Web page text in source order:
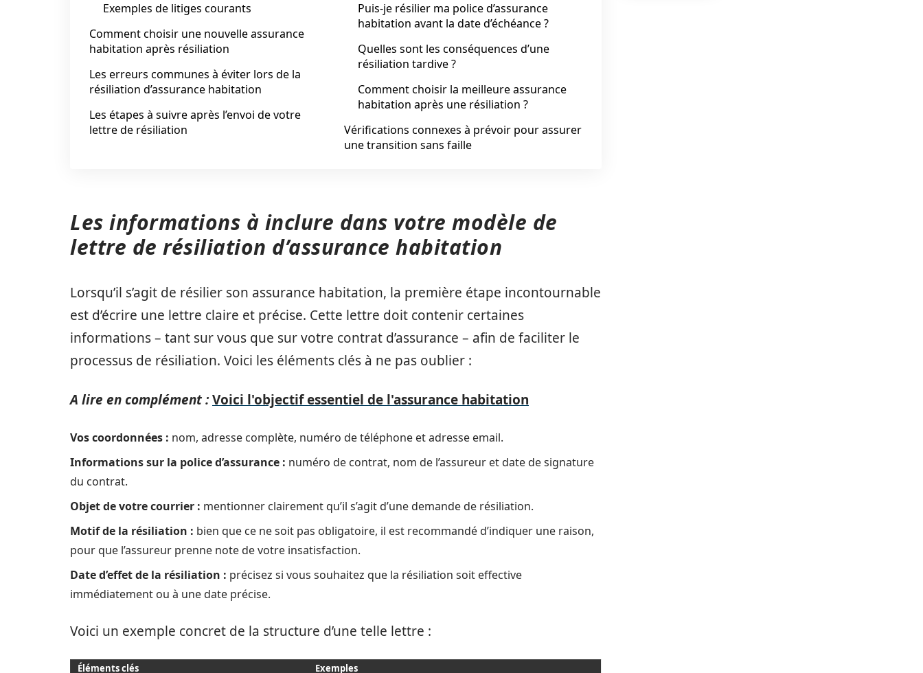
Exemples de litiges courants
Comment choisir une nouvelle assurance
habitation après résiliation
Les erreurs communes à éviter lors de la
résiliation d’assurance habitation
Les étapes à suivre après l’envoi de votre
lettre de résiliation
Puis-je résilier ma police d’assurance
habitation avant la date d’échéance ?
Quelles sont les conséquences d’une
résiliation tardive ?
Comment choisir la meilleure assurance
habitation après une résiliation ?
Vérifications connexes à prévoir pour assurer
une transition sans faille
Les informations à inclure dans votre modèle de
lettre de résiliation d’assurance habitation
Lorsqu’il s’agit de résilier son assurance habitation, la première étape incontournable
est d’écrire une lettre claire et précise. Cette lettre doit contenir certaines
informations – tant sur vous que sur votre contrat d’assurance – afin de faciliter le
processus de résiliation. Voici les éléments clés à ne pas oublier :
A lire en complément :Voici l'objectif essentiel de l'assurance habitation
Vos coordonnées : nom, adresse complète, numéro de téléphone et adresse email.
Informations sur la police d’assurance : numéro de contrat, nom de l’assureur et date de signature
du contrat.
Objet de votre courrier : mentionner clairement qu’il s’agit d’une demande de résiliation.
Motif de la résiliation : bien que ce ne soit pas obligatoire, il est recommandé d’indiquer une raison,
pour que l’assureur prenne note de votre insatisfaction.
Date d’effet de la résiliation : précisez si vous souhaitez que la résiliation soit effective
immédiatement ou à une date précise.
Voici un exemple concret de la structure d’une telle lettre :
Éléments clés Exemples